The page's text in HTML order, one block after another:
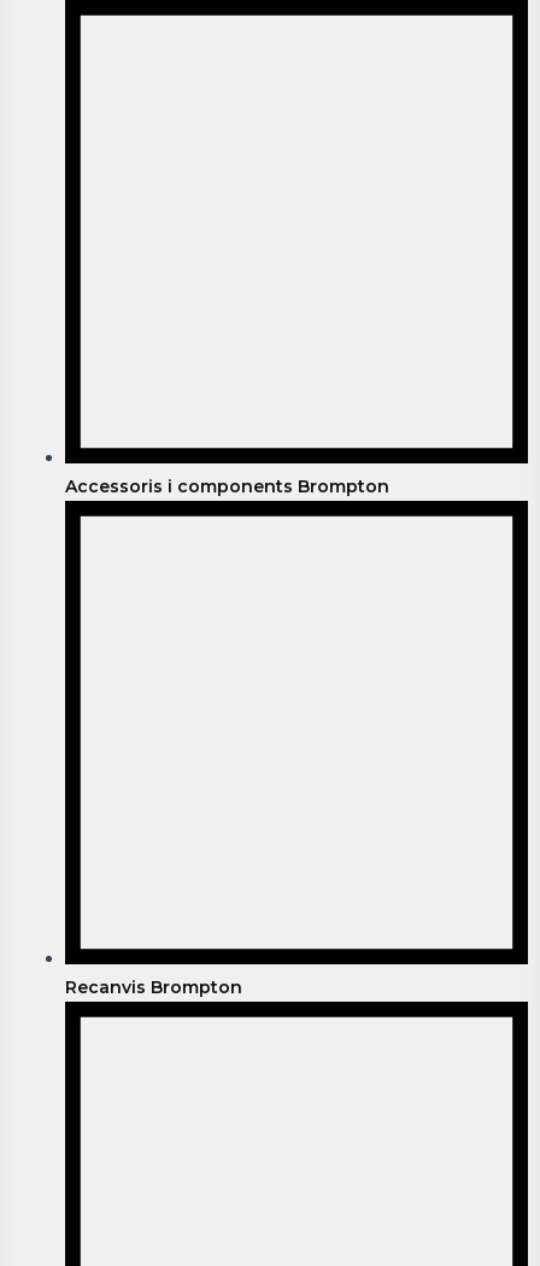
Accessoris i components Brompton
Recanvis Brompton